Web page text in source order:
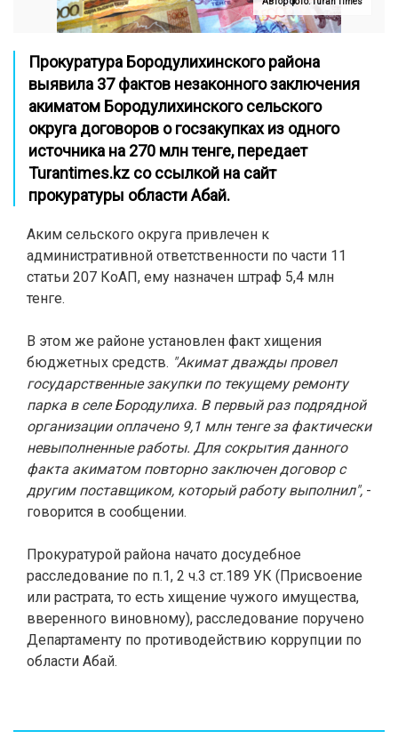
Прокуратура Бородулихинского района
выявила 37 фактов незаконного заключения
акиматом Бородулихинского сельского
округа договоров о госзакупках из одного
источника на 270 млн тенге, передает
Turantimes.kz со ссылкой на сайт
прокуратуры области Абай.
Аким сельского округа привлечен к
административной ответственности по части 11
статьи 207 КоАП, ему назначен штраф 5,4 млн
тенге.
В этом же районе установлен факт хищения
бюджетных средств. "Акимат дважды провел
государственные закупки по текущему ремонту
парка в селе Бородулиха. В первый раз подрядной
организации оплачено 9,1 млн тенге за фактически
невыполненные работы. Для сокрытия данного
факта акиматом повторно заключен договор с
другим поставщиком, который работу выполнил", -
говорится в сообщении.
Прокуратурой района начато досудебное
расследование по п.1, 2 ч.3 ст.189 УК (Присвоение
или растрата, то есть хищение чужого имущества,
вверенного виновному), расследование поручено
Департаменту по противодействию коррупции по
области Абай.